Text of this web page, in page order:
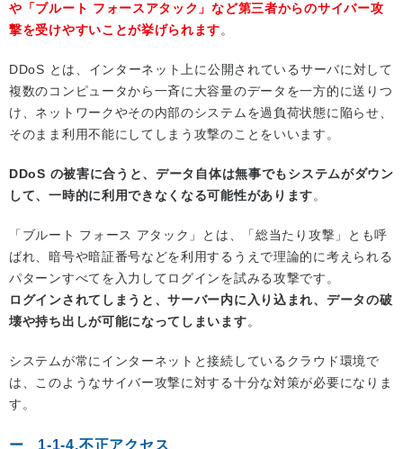
や「ブルート フォースアタック」など第三者からのサイバー攻
撃を受けやすいことが挙げられます。
DDoS とは、インターネット上に公開されているサーバに対して
複数のコンピュータから一斉に大容量のデータを一方的に送りつ
け、ネットワークやその内部のシステムを過負荷状態に陥らせ、
そのまま利用不能にしてしまう攻撃のことをいいます。
DDoS の被害に合うと、データ自体は無事でもシステムがダウン
して、一時的に利用できなくなる可能性があります。
「ブルート フォース アタック」とは、「総当たり攻撃」とも呼
ばれ、暗号や暗証番号などを利用するうえで理論的に考えられる
パターンすべてを入力してログインを試みる攻撃です。
ログインされてしまうと、サーバー内に入り込まれ、データの破
壊や持ち出しが可能になってしまいます。
システムが常にインターネットと接続しているクラウド環境で
は、このようなサイバー攻撃に対する十分な対策が必要になりま
す。
1-1-4.不正アクセス